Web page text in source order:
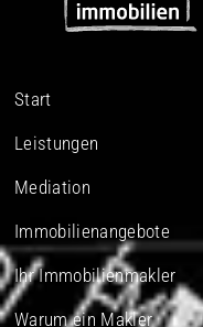
Start
Leistungen
Mediation
Immobilienangebote
Ihr Immobilienmakler
Warum ein Makler